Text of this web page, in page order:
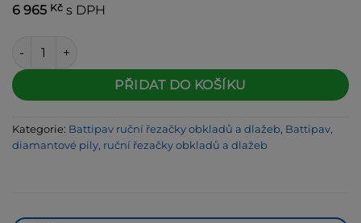
byla:
6 965 Kč s DPH
BATTIPAV profesionální ruční řezačka Super Pro EVO 65
PŘIDAT DO KOŠÍKU
Alternative:
Kategorie: Battipav ruční řezačky obkladů a dlažeb, Battipav,
diamantové pily, ruční řezačky obkladů a dlažeb